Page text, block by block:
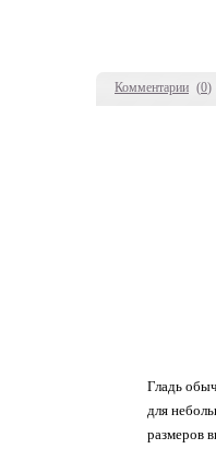
Комментарии (0)
Гладь
для
размеров